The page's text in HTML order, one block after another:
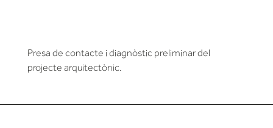
Presa de contacte i diagnòstic preliminar del
projecte arquitectònic.